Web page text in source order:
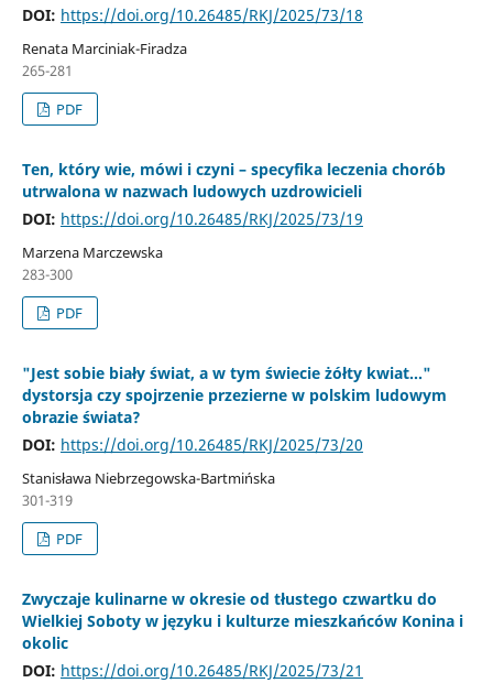
DOI: https://doi.org/10.26485/RKJ/2025/73/18
Renata Marciniak-Firadza
265-281
PDF
Ten, który wie, mówi i czyni – specyfika leczenia chorób
utrwalona w nazwach ludowych uzdrowicieli
DOI: https://doi.org/10.26485/RKJ/2025/73/19
Marzena Marczewska
283-300
PDF
"Jest sobie biały świat, a w tym świecie żółty kwiat…"
dystorsja czy spojrzenie przezierne w polskim ludowym
obrazie świata?
DOI: https://doi.org/10.26485/RKJ/2025/73/20
Stanisława Niebrzegowska-Bartmińska
301-319
PDF
Zwyczaje kulinarne w okresie od tłustego czwartku do
Wielkiej Soboty w języku i kulturze mieszkańców Konina i
okolic
DOI: https://doi.org/10.26485/RKJ/2025/73/21